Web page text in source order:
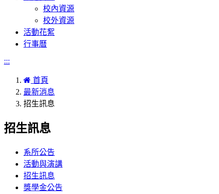
校內資源
校外資源
活動花絮
行事曆
:::
首頁
最新消息
招生訊息
招生訊息
系所公告
活動與演講
招生訊息
獎學金公告